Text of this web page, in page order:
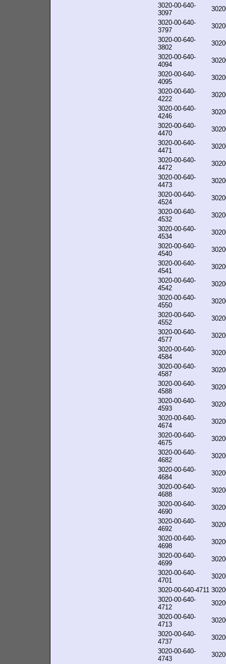
3020-00-640-
3097
3020-00-640-
3797
3020-00-640-
3802
3020-00-640-
4094
3020-00-640-
4095
3020-00-640-
4222
3020-00-640-
4246
3020-00-640-
4470
3020-00-640-
4471
3020-00-640-
4472
3020-00-640-
4473
3020-00-640-
4524
3020-00-640-
4532
3020-00-640-
4534
3020-00-640-
4540
3020-00-640-
4541
3020-00-640-
4542
3020-00-640-
4550
3020-00-640-
4552
3020-00-640-
4577
3020-00-640-
4584
3020-00-640-
4587
3020-00-640-
4588
3020-00-640-
4593
3020-00-640-
4674
3020-00-640-
4675
3020-00-640-
4682
3020-00-640-
4684
3020-00-640-
4688
3020-00-640-
4690
3020-00-640-
4692
3020-00-640-
4698
3020-00-640-
4699
3020-00-640-
4701
3020-00-640-4711
3020-00-640-
4712
3020-00-640-
4713
3020-00-640-
4737
3020-00-640-
4743